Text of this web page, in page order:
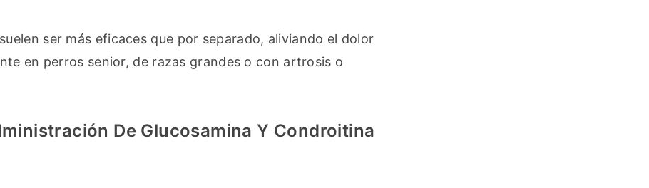
ser más eficaces que por separado, aliviando el dolor
en perros senior, de razas grandes o con artrosis o
De Glucosamina Y Condroitina